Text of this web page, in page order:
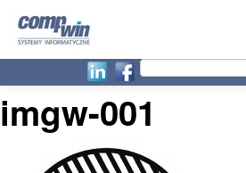
USŁUGI
PARTNERZY
imgw-001